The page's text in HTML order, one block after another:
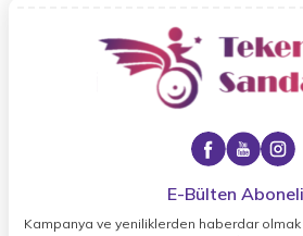
E-Bülten
Kampanya ve yeniliklerden haberdar